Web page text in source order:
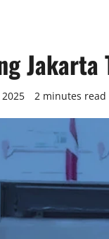
2 minutes read